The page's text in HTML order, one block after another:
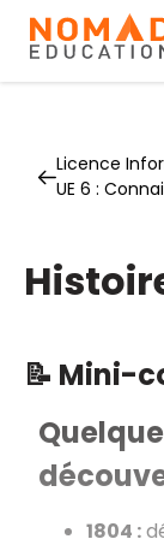
Licence
UE 6 :
📝 Mini-
1804 :